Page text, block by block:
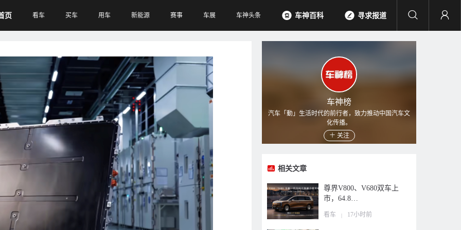
页 看车 买车 用车 新能源 赛事 车展 车神头条 车神百科 寻求报道
车神榜
汽车「動」生活时代的前行者，致力推动中国汽车文
化传播。
关注
相关文章
尊界V800、V680双车上
市，64.8…
看车 17小时前